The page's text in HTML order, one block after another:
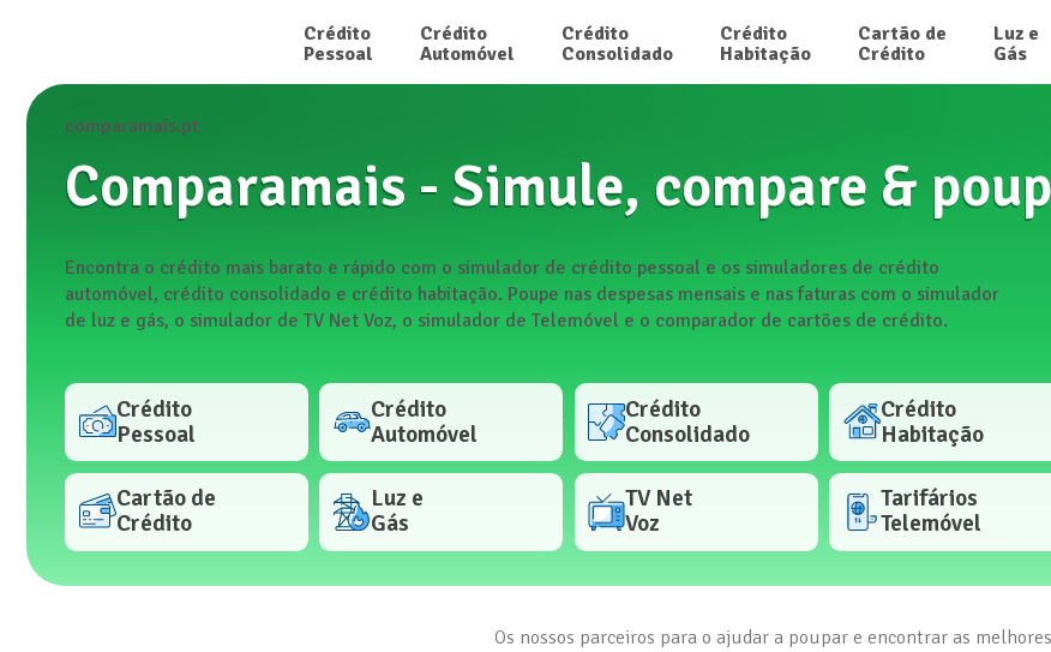
Crédito
Pessoal
Crédito
Automóvel
Crédito
Consolidado
Crédito
Habitação
Cartão de
Crédito
Luz e
Gás
comparamais.pt
Comparamais - Simule, compare &
Encontra o crédito mais barato e rápido com o simulador de crédito pessoal e os simuladores de crédito
automóvel, crédito consolidado e crédito habitação. Poupe nas despesas mensais e nas faturas com o simulador
de luz e gás, o simulador de TV Net Voz, o simulador de Telemóvel e o comparador de cartões de crédito.
Crédito
Pessoal
Crédito
Automóvel
Crédito
Consolidado
Crédito
Habitação
Cartão de
Crédito
Luz e
Gás
TV Net
Voz
Tarifários
Telemóvel
Os nossos parceiros para o ajudar a poupar e encontrar as